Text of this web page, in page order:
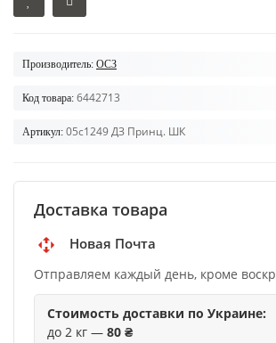
Производитель: ОСЗ
Код товара: 6442713
Артикул: 05с1249 ДЗ Принц. ШК
Доставка товара
Новая Почта
Отправляем каждый день, кроме
Стоимость доставки по Украине:
до 2 кг — 80 ₴